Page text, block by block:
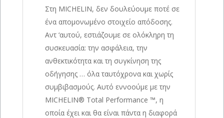
Στη MICHELIN, δεν δουλεύουμε ποτέ σε
ένα απομονωμένο στοιχείο απόδοσης.
Αντ ‘αυτού, εστιάζουμε σε ολόκληρη τη
συσκευασία: την ασφάλεια, την
ανθεκτικότητα και τη συγκίνηση της
οδήγησης … όλα ταυτόχρονα και χωρίς
συμβιβασμούς. Αυτό εννοούμε με την
MICHELIN® Total Performance ™, η
οποία έχει και θα είναι πάντα η διαφορά